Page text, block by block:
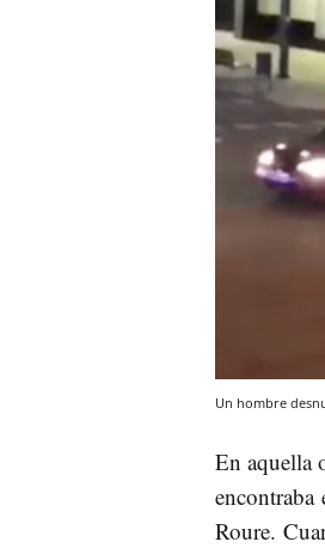
Un hombre
En aquella
encontraba
Roure.